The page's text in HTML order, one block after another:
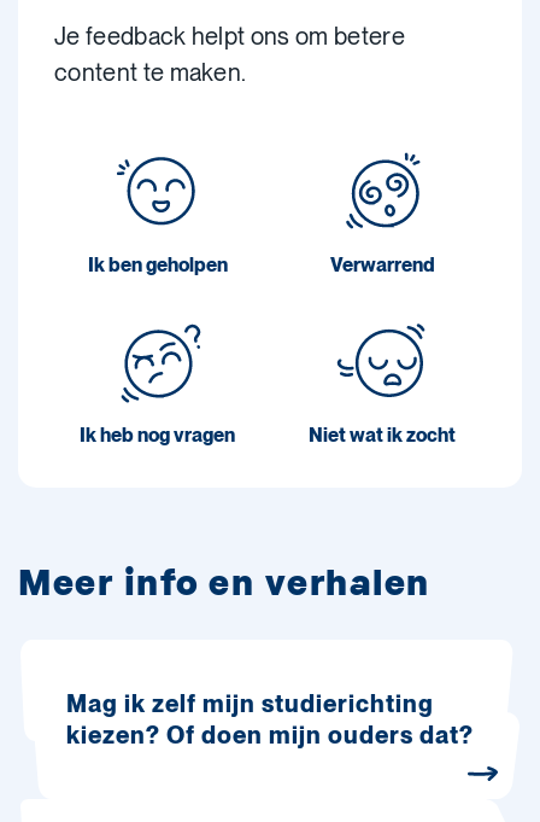
Je feedback helpt ons om betere
content te maken.
Ik ben geholpen Verwarrend
Ik heb nog vragen Niet wat ik zocht
Meer info en verhalen
Mag ik zelf mijn studierichting
kiezen? Of doen mijn ouders dat?